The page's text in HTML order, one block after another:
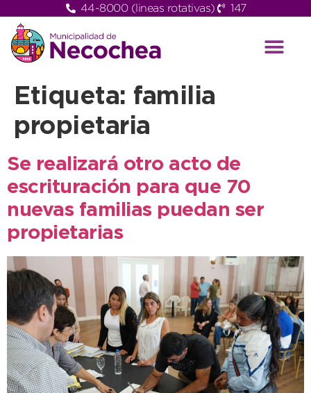
44-8000 (lineas rotativas) 147
Etiqueta: familia
propietaria
Se realizará otro acto de
escrituración para que 70
nuevas familias puedan ser
propietarias